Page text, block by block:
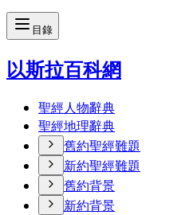
目錄
以斯拉百科網
聖經人物辭典
聖經地理辭典
舊約聖經難題
新約聖經難題
舊約背景
新約背景